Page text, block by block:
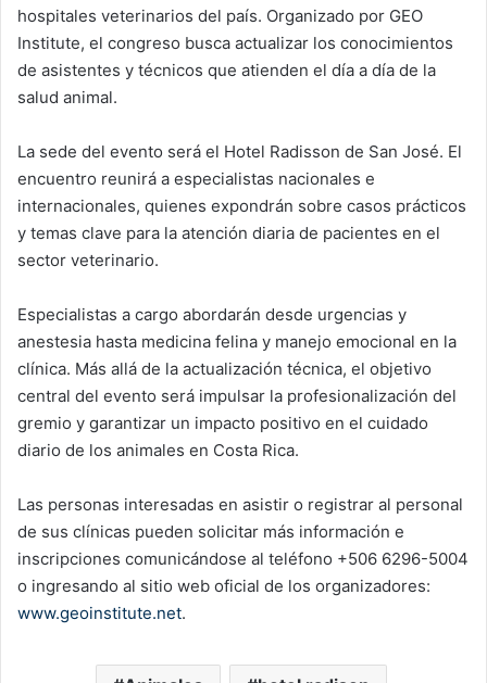
hospitales veterinarios del país. Organizado por GEO
Institute, el congreso busca actualizar los conocimientos
de asistentes y técnicos que atienden el día a día de la
salud animal.
La sede del evento será el Hotel Radisson de San José. El
encuentro reunirá a especialistas nacionales e
internacionales, quienes expondrán sobre casos prácticos
y temas clave para la atención diaria de pacientes en el
sector veterinario.
Especialistas a cargo abordarán desde urgencias y
anestesia hasta medicina felina y manejo emocional en la
clínica. Más allá de la actualización técnica, el objetivo
central del evento será impulsar la profesionalización del
gremio y garantizar un impacto positivo en el cuidado
diario de los animales en Costa Rica.
Las personas interesadas en asistir o registrar al personal
de sus clínicas pueden solicitar más información e
inscripciones comunicándose al teléfono +506 6296-5004
o ingresando al sitio web oficial de los organizadores:
www.geoinstitute.net.